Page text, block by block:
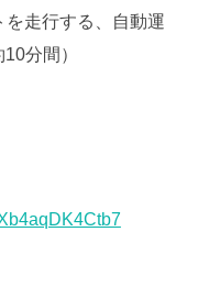
走行する、自動運
分間）